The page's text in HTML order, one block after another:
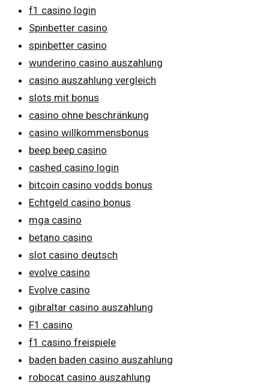
f1 casino login
Spinbetter casino
spinbetter casino
wunderino casino auszahlung
casino auszahlung vergleich
slots mit bonus
casino ohne beschränkung
casino willkommensbonus
beep beep casino
cashed casino login
bitcoin casino vodds bonus
Echtgeld casino bonus
mga casino
betano casino
slot casino deutsch
evolve casino
Evolve casino
gibraltar casino auszahlung
F1 casino
f1 casino freispiele
baden baden casino auszahlung
robocat casino auszahlung